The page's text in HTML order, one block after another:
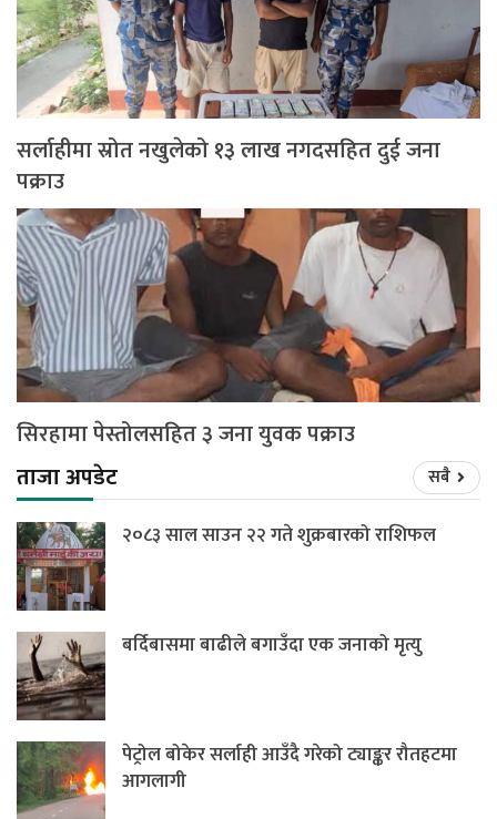
सर्लाहीमा स्रोत नखुलेको १३ लाख नगदसहित दुई जना
पक्राउ
सिरहामा पेस्तोलसहित ३ जना युवक पक्राउ
ताजा अपडेट
सबै
२०८३ साल साउन २२ गते शुक्रबारको राशिफल
बर्दिबासमा बाढीले बगाउँदा एक जनाको मृत्यु
पेट्रोल बोकेर सर्लाही आउँदै गरेको ट्याङ्कर रौतहटमा
आगलागी